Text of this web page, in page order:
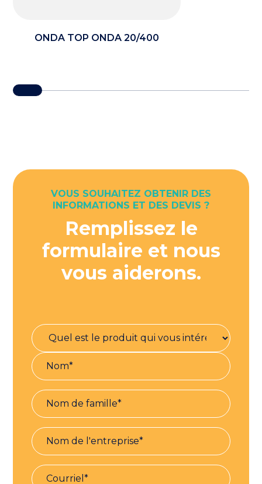
ONDA TOP ONDA 20/400
VOUS SOUHAITEZ OBTENIR DES
INFORMATIONS ET DES DEVIS ?
Remplissez le
formulaire et nous
vous aiderons.